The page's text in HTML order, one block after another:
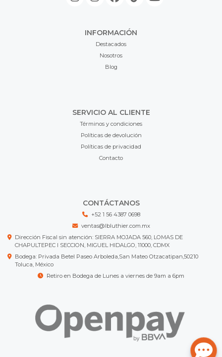
INFORMACIÓN
Destacados
Nosotros
Blog
SERVICIO AL CLIENTE
Términos y condiciones
Políticas de devolución
Políticas de privacidad
Contacto
CONTÁCTANOS
+52 1 56 4387 0698
ventas@lbluthier.com.mx
Dirección Fiscal sin atención: SIERRA MOJADA 560, LOMAS DE
CHAPULTEPEC I SECCION, MIGUEL HIDALGO, 11000, CDMX
Bodega: Privada Betel Paseo Arboleda,San Mateo Otzacatipan,50210
Toluca, México
Retiro en Bodega de Lunes a viernes de 9am a 6pm